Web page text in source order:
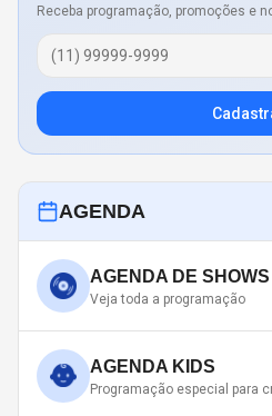
Receba programação, promoções e
AGENDA
AGENDA DE SHOWS
Veja toda a programação
AGENDA KIDS
Programação especial para